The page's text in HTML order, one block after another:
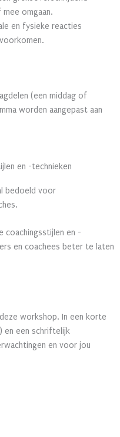
omgaan.
en fysieke reacties
(een middag of
worden aangepast aan
en -technieken
bedoeld voor
coachingsstijlen en -
en coachees beter te laten
workshop. In een korte
en een schriftelijk
en voor jou